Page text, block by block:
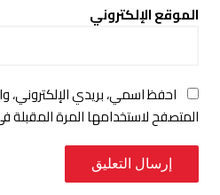
الموقع الإلكتروني
احفظ اسمي، بريدي الإلكتروني،
المتصفح لاستخدامها المرة المقبلة